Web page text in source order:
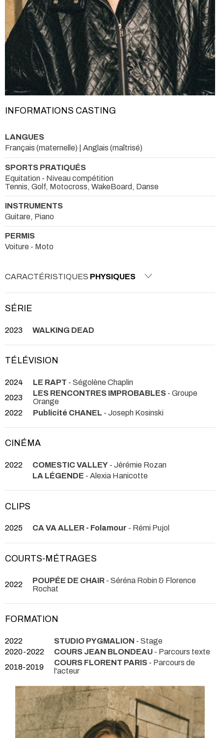
INFORMATIONS CASTING
LANGUES
Français (maternelle) | Anglais (maîtrisé)
SPORTS PRATIQUÉS
Equitation - Niveau compétition
Tennis, Golf, Motocross, WakeBoard, Danse
INSTRUMENTS
Guitare, Piano
PERMIS
Voiture - Moto
CARACTÉRISTIQUES PHYSIQUES
SÉRIE
2023 WALKING DEAD
TÉLÉVISION
2024 LE RAPT - Ségolène Chaplin
2023
LES RENCONTRES IMPROBABLES - Groupe
Orange
2022
Publicité CHANEL - Joseph Kosinski
CINÉMA
2022 COMESTIC VALLEY - Jérémie Rozan
LA LÉGENDE - Alexia Hanicotte
CLIPS
2025 CA VA ALLER - Folamour - Rémi Pujol
COURTS-MÉTRAGES
2022 POUPÉE DE CHAIR - Séréna Robin & Florence
Rochat
FORMATION
2022 STUDIO PYGMALION - Stage
2020-2022
COURS JEAN BLONDEAU - Parcours texte
2018-2019
COURS FLORENT PARIS - Parcours de
l'acteur